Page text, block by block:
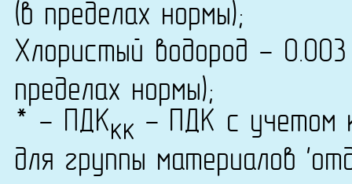
(в пределах нормы);
Хлористый водород -
пределах нормы);
* - ПДКкк - ПДК с учетом
для группы материалов